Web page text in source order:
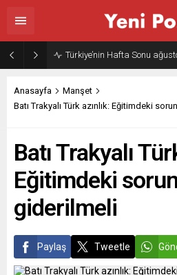
Gazze’nin geleceği:
Anasayfa
Manşet
Batı Trakyalı Türk azınlık: Eğitimdeki
Batı Trakyalı
Eğitimdeki
giderilmeli
Paylaş Tweetle